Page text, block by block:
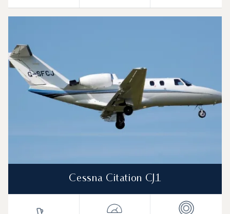
Cessna Citation CJ1